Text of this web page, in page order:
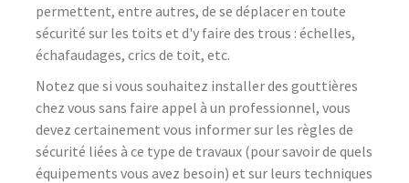
permettent, entre autres, de se déplacer en toute
sécurité sur les toits et d'y faire des trous : échelles,
échafaudages, crics de toit, etc.
Notez que si vous souhaitez installer des gouttières
chez vous sans faire appel à un professionnel, vous
devez certainement vous informer sur les règles de
sécurité liées à ce type de travaux (pour savoir de quels
équipements vous avez besoin) et sur leurs techniques